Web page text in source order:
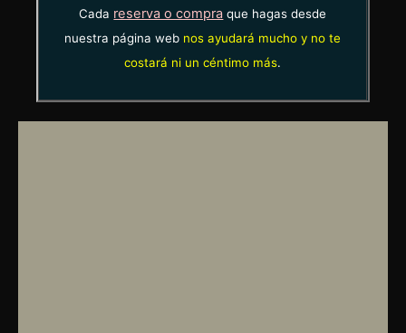
Cada reserva o compra que hagas desde
nuestra página web nos ayudará mucho y no te
costará ni un céntimo más.